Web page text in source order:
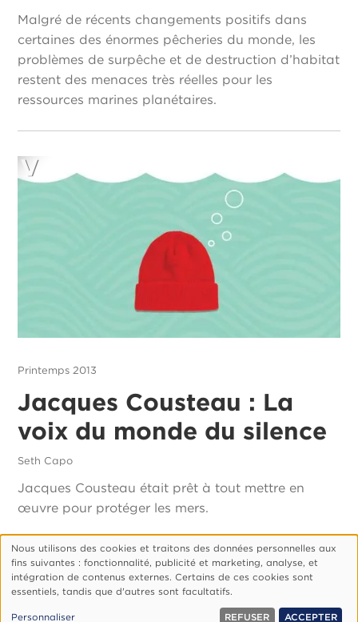
Malgré de récents changements positifs dans
certaines des énormes pêcheries du monde, les
problèmes de surpêche et de destruction d’habitat
restent des menaces très réelles pour les
ressources marines planétaires.
Printemps 2013
Jacques Cousteau : La
voix du monde du silence
Seth Capo
Jacques Cousteau était prêt à tout mettre en
œuvre pour protéger les mers.
Footer
Qui Sommes-Nous ?
Politique De Confidentialité
Gérer Les Cookies
© 1999, 2026 Vision.org. Tous droits réservés.
Utilisation
des
données
personnelles
Nous utilisons des cookies et traitons des données personnelles aux
fins suivantes : fonctionnalité, publicité et marketing, analyse, et
intégration de contenus externes. Certains de ces cookies sont
essentiels, tandis que d'autres sont facultatifs.
Personnaliser REFUSER ACCEPTER